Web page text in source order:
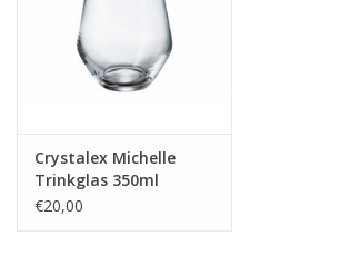
Bar & Wein
Crystalex Michelle
Trinkglas 350ml
€20,00